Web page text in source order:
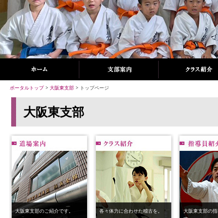
ポータルトップ> 大阪東支部 > トップページ
大阪東支部
大阪東支部のご紹介です。 各々体力に合わせた稽古を。
大阪東支部の